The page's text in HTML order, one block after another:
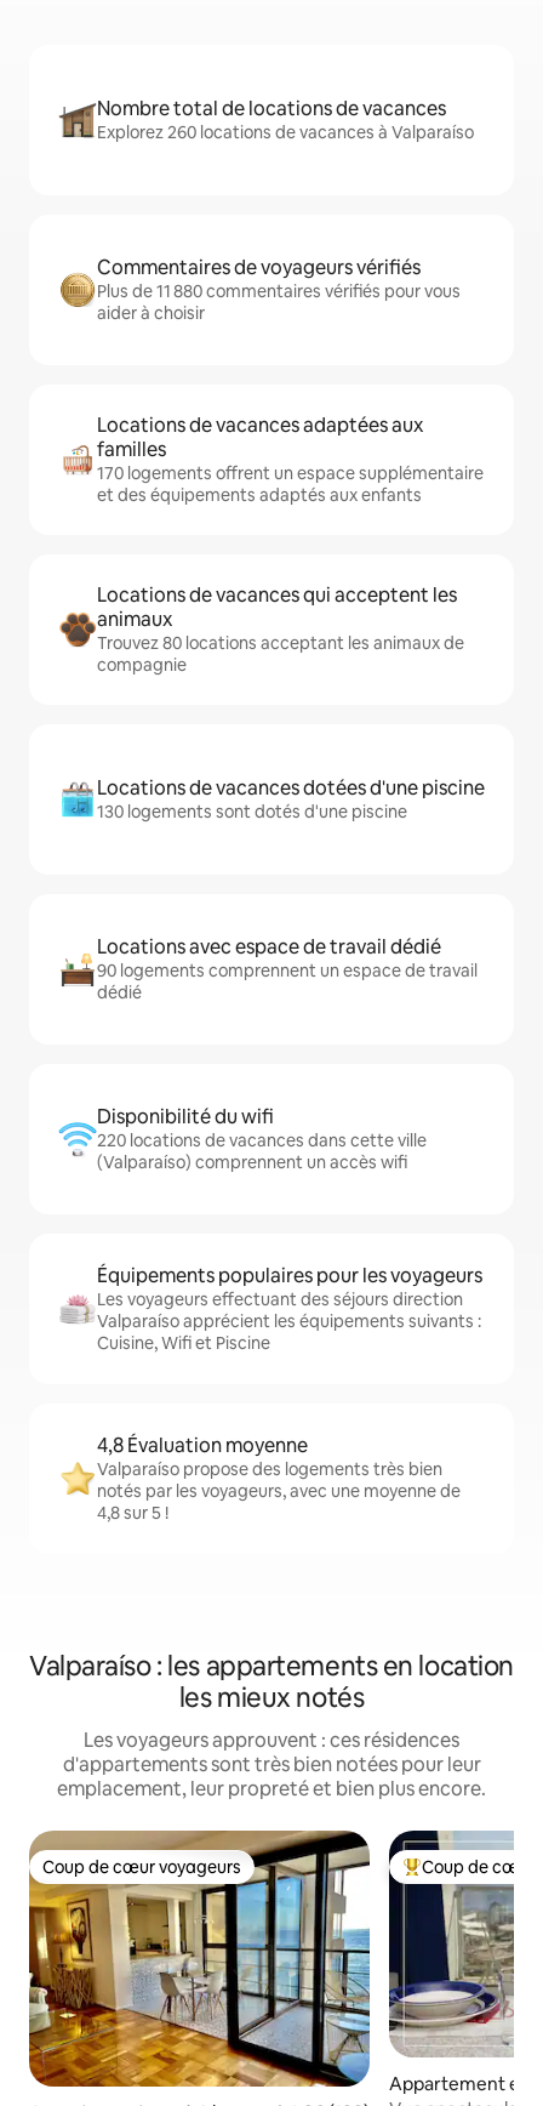
Nombre total de locations de vacances
Explorez 260 locations de vacances à Valparaíso
Commentaires de voyageurs vérifiés
Plus de 11 880 commentaires vérifiés pour vous
aider à choisir
Locations de vacances adaptées aux
familles
170 logements offrent un espace supplémentaire
et des équipements adaptés aux enfants
Locations de vacances qui acceptent les
animaux
Trouvez 80 locations acceptant les animaux de
compagnie
Locations de vacances dotées d'une piscine
130 logements sont dotés d'une piscine
Locations avec espace de travail dédié
90 logements comprennent un espace de travail
dédié
Disponibilité du wifi
220 locations de vacances dans cette ville
(Valparaíso) comprennent un accès wifi
Équipements populaires pour les voyageurs
Les voyageurs effectuant des séjours direction
Valparaíso apprécient les équipements suivants :
Cuisine, Wifi et Piscine
4,8 Évaluation moyenne
Valparaíso propose des logements très bien
notés par les voyageurs, avec une moyenne de
4,8 sur 5 !
Valparaíso : les appartements en location
les mieux notés
Les voyageurs approuvent : ces résidences
d'appartements sont très bien notées pour leur
emplacement, leur propreté et bien plus encore.
Coup de cœur voyageurs
Coup de cœur voyageurs Coups de cœur
Coup de cœur
Appartement en